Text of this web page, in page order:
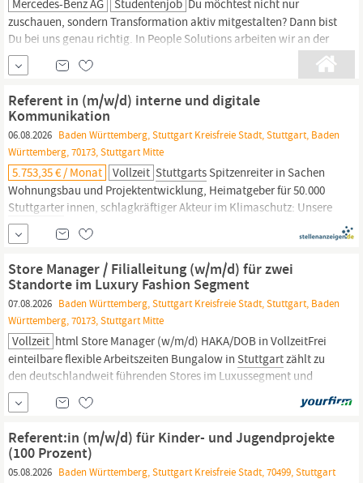
Mercedes-Benz AG Studentenjob Du möchtest nicht nur
zuschauen, sondern Transformation aktiv mitgestalten? Dann bist
Du bei uns genau richtig. In People Solutions arbeiten wir an der
Zukunft der People Services bei Mercedes-Benz. Ob neue
Arbeitsweisen, Digitalisierung, Change
Einsatz von KI, wir begleiten die Transformation von der Idee bis
zur Umsetzung und...
Referent in (m/w/d) interne und digitale
Kommunikation
06.08.2026 Baden Württemberg, Stuttgart Kreisfreie Stadt, Stuttgart, Baden
Württemberg, 70173, Stuttgart Mitte
5.753,35 € / Monat Vollzeit Stuttgarts Spitzenreiter in Sachen
Wohnungsbau und Projektentwicklung, Heimatgeber für 50.000
Stuttgarter innen, schlagkräftiger Akteur im Klimaschutz: Unsere
wirtschaftliche Stärke und unsere Leistungskraft sind das
Fundament unseres Erfolgs. Wir gestalten das
von
morgen – lebenswert, bezahlbar, klimafit!
Store Manager / Filialleitung (w/m/d) für zwei
Standorte im Luxury Fashion Segment
07.08.2026 Baden Württemberg, Stuttgart Kreisfreie Stadt, Stuttgart, Baden
Württemberg, 70173, Stuttgart Mitte
Vollzeit html Store Manager (w/m/d) HAKA/DOB in VollzeitFrei
einteilbare flexible Arbeitszeiten Bungalow in Stuttgartzählt zu
den deutschlandweit führenden Stores im Luxussegment und
befindet sich sowohl stationär als auch online auf
Wachstumskurs. Bungalow steht für internationale Brands im
High End-Bereich mit hochwertigen Markenportfolios wie
Referent:in (m/w/d) für Kinder- und Jugendprojekte
(100 Prozent)
05.08.2026 Baden Württemberg, Stuttgart Kreisfreie Stadt, 70499, Stuttgart